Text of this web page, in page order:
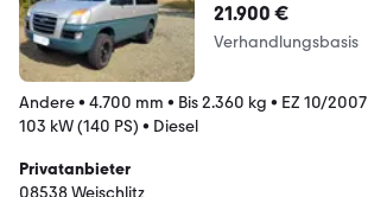
21.900 €
Verhandlungsbasis
Andere• 4.700 mm • Bis 2.360 kg • EZ 10/2007
103 kW (140 PS) • Diesel
Privatanbieter
08538 Weischlitz